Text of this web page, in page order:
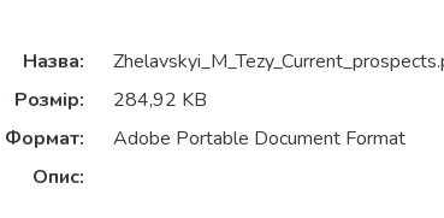
Назва:
Розмір:
284,92 KB
Формат:
Adobe Portable Document Format
Опис: